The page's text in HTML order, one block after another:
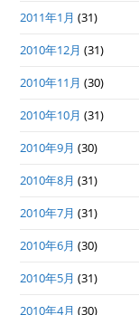
2011年1月 (31)
2010年12月 (31)
2010年11月 (30)
2010年10月 (31)
2010年9月 (30)
2010年8月 (31)
2010年7月 (31)
2010年6月 (30)
2010年5月 (31)
2010年4月 (30)